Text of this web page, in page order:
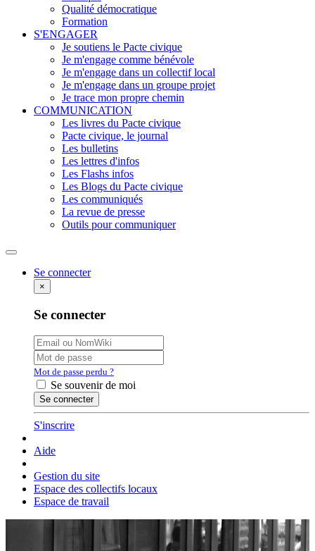
Qualité démocratique
Formation
S'ENGAGER
Je soutiens le Pacte civique
Je m'engage comme bénévole
Je m'engage dans un collectif local
Je m'engage dans un groupe projet
Je trace mon propre chemin
COMMUNICATION
Les livres du Pacte civique
Pacte civique, le journal
Les bulletins
Les lettres d'infos
Les Flashs infos
Les Blogs du Pacte civique
Les communiqués
La revue de presse
Outils pour communiquer
Rechercher
Se connecter
×
Se connecter
Mot de passe perdu ?
Se souvenir de moi
S'inscrire
Aide
Gestion du site
Espace des collectifs locaux
Espace de travail